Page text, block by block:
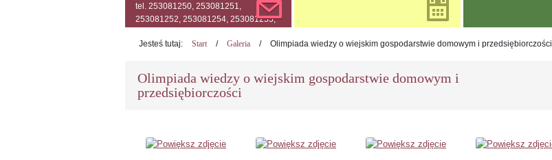
tel. 253081250, 253081251,
253081252, 253081254, 253081255,
Jesteś tutaj: Start / Galeria / Olimpiada wiedzy o wiejskim gospodarstwie domowym i przedsiębiorczości
Olimpiada wiedzy o wiejskim gospodarstwie domowym i
przedsiębiorczości